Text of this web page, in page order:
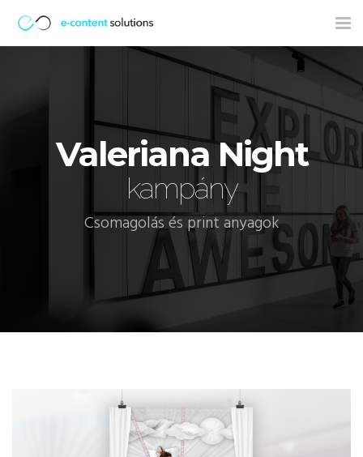
Valeriana Night
kampány
Csomagolás és print anyagok